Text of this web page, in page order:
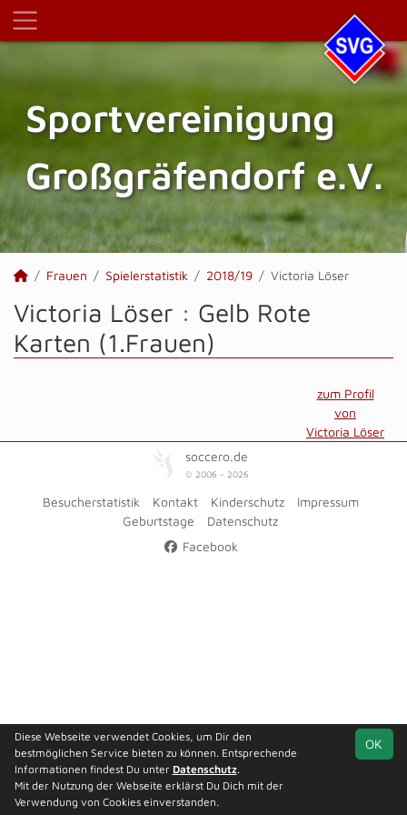
Sportvereinigung
Großgräfendorf e.V.
Frauen Spielerstatistik 2018/19 Victoria Löser
Victoria Löser : Gelb Rote
Karten (1.Frauen)
zum Profil
von
Victoria Löser
soccero.de
© 2006 - 2026
Besucherstatistik Kontakt Kinderschutz
Impressum
Geburtstage
Datenschutz
Facebook
OK
Diese Webseite verwendet Cookies, um Dir den
bestmöglichen Service bieten zu können. Entsprechende
Informationen findest Du unter Datenschutz.
Mit der Nutzung der Webseite erklärst Du Dich mit der
Verwendung von Cookies einverstanden.